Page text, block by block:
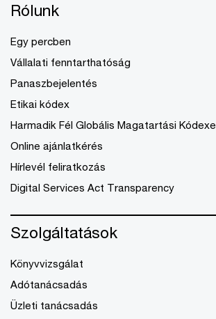
Rólunk
Egy percben
Vállalati fenntarthatóság
Panaszbejelentés
Etikai kódex
Harmadik Fél Globális Magatartási Kódexe
Online ajánlatkérés
Hírlevél feliratkozás
Digital Services Act Transparency
Szolgáltatások
Könyvvizsgálat
Adótanácsadás
Üzleti tanácsadás